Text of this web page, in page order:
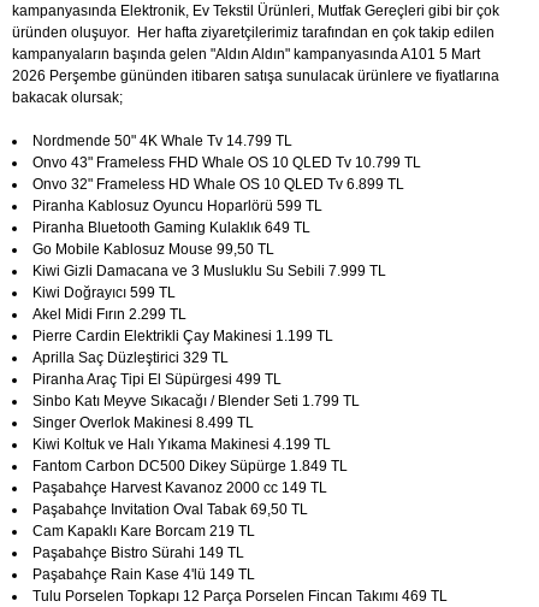
kampanyasında Elektronik, Ev Tekstil Ürünleri, Mutfak Gereçleri gibi bir çok
üründen oluşuyor. Her hafta ziyaretçilerimiz tarafından en çok takip edilen
kampanyaların başında gelen "Aldın Aldın" kampanyasında A101 5 Mart
2026 Perşembe gününden itibaren satışa sunulacak ürünlere ve fiyatlarına
bakacak olursak;
Nordmende 50" 4K Whale Tv 14.799 TL
Onvo 43" Frameless FHD Whale OS 10 QLED Tv 10.799 TL
Onvo 32" Frameless HD Whale OS 10 QLED Tv 6.899 TL
Piranha Kablosuz Oyuncu Hoparlörü 599 TL
Piranha Bluetooth Gaming Kulaklık 649 TL
Go Mobile Kablosuz Mouse 99,50 TL
Kiwi Gizli Damacana ve 3 Musluklu Su Sebili 7.999 TL
Kiwi Doğrayıcı 599 TL
Akel Midi Fırın 2.299 TL
Pierre Cardin Elektrikli Çay Makinesi 1.199 TL
Aprilla Saç Düzleştirici 329 TL
Piranha Araç Tipi El Süpürgesi 499 TL
Sinbo Katı Meyve Sıkacağı / Blender Seti 1.799 TL
Singer Overlok Makinesi 8.499 TL
Kiwi Koltuk ve Halı Yıkama Makinesi 4.199 TL
Fantom Carbon DC500 Dikey Süpürge 1.849 TL
Paşabahçe Harvest Kavanoz 2000 cc 149 TL
Paşabahçe Invitation Oval Tabak 69,50 TL
Cam Kapaklı Kare Borcam 219 TL
Paşabahçe Bistro Sürahi 149 TL
Paşabahçe Rain Kase 4'lü 149 TL
Tulu Porselen Topkapı 12 Parça Porselen Fincan Takımı 469 TL